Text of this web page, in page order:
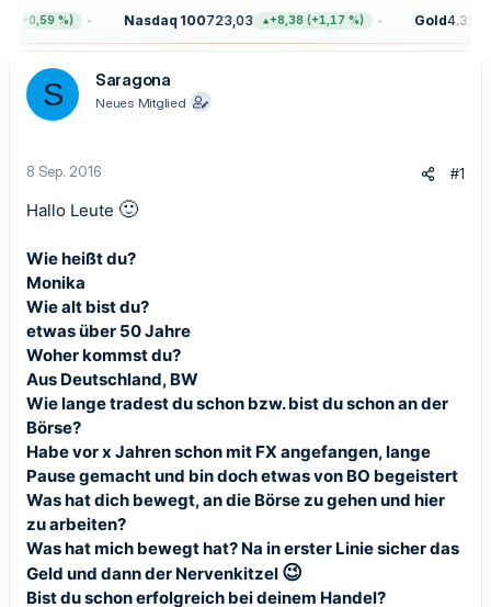
r
a
m
(+0,59 %) Nasdaq 100723,03 +8,38 (+1,17 %) Gold
S Saragona
Neues Mitglied
8 Sep. 2016 #1
Hallo Leute 🙂
Wie heißt du?
Monika
Wie alt bist du?
etwas über 50 Jahre
Woher kommst du?
Aus Deutschland, BW
Wie lange tradest du schon bzw. bist du schon an der
Börse?
Habe vor x Jahren schon mit FX angefangen, lange
Pause gemacht und bin doch etwas von BO begeistert
Was hat dich bewegt, an die Börse zu gehen und hier
zu arbeiten?
Was hat mich bewegt hat? Na in erster Linie sicher das
Geld und dann der Nervenkitzel 😉
Bist du schon erfolgreich bei deinem Handel?